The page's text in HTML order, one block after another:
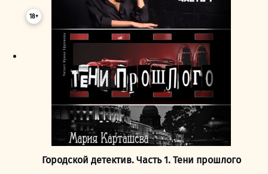
18+
Городской детектив. Часть 1. Тени прошлого